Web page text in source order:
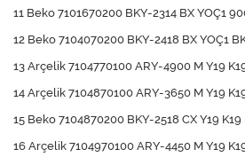
11 Beko 7101670200 BKY-2314 BX YOÇ1
12 Beko 7104070200 BKY-2418 BX YOÇ1
13 Arçelik 7104770100 ARY-4900 M Y19
14 Arçelik 7104870100 ARY-3650 M Y19
15 Beko 7104870200 BKY-2518 CX Y19 K19
16 Arçelik 7104970100 ARY-4450 M Y19